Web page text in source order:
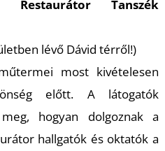
Tanszék
lévő Dávid térről!)
most kivételesen
előtt. A látogatók
hogyan dolgoznak a
hallgatók és oktatók a